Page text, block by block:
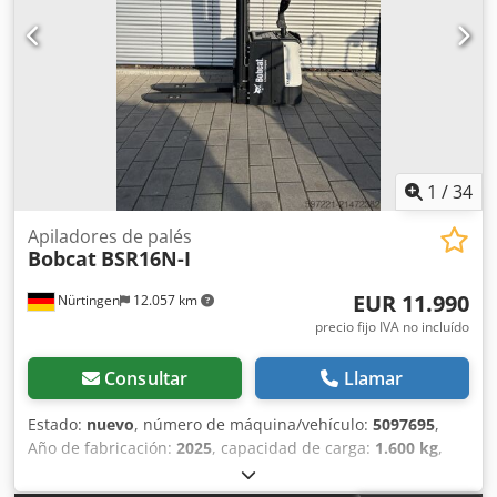
1 /34
Nürtingen 12.057 km
Apiladores de palés
Bobcat BSR16N-I
EUR 11.990
precio fijo IVA no incluído
Consultar Llamar
Estado: nuevo, número de máquina/vehículo: 5097695,
Año de fabricación: 2025, capacidad de carga: 1.600 kg,
4.620 mm, ascensor libre: